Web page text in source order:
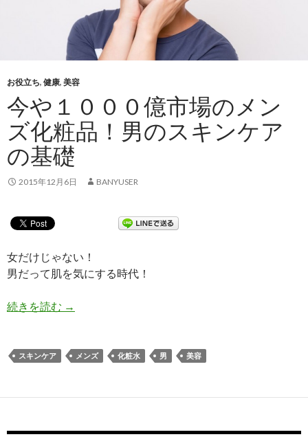
お役立ち, 健康, 美容
今や１０００億市場のメン
ズ化粧品！男のスキンケア
の基礎
2015年12月6日 BANYUSER
女だけじゃない！
男だって肌を気にする時代！
続きを読む 今や１０００億市場のメンズ化粧品！男のスキ
→
スキンケア メンズ 化粧水 男 美容